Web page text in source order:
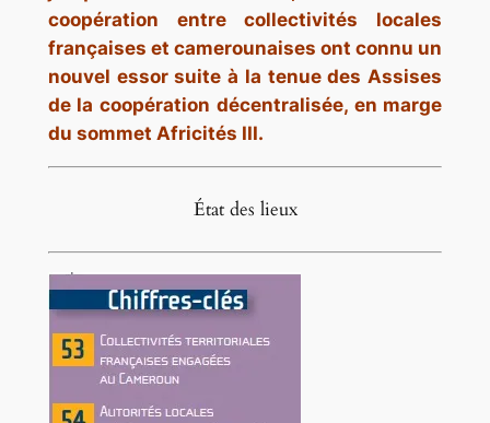
coopération entre collectivités locales
françaises et camerounaises ont connu un
nouvel essor suite à la tenue des Assises
de la coopération décentralisée, en marge
du sommet Africités III.
État des lieux